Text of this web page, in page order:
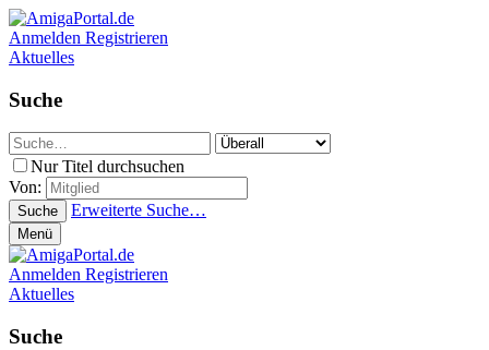
Anmelden Registrieren
Aktuelles
Suche
Nur Titel durchsuchen
Von:
Suche Erweiterte Suche…
Menü
Anmelden Registrieren
Aktuelles
Suche